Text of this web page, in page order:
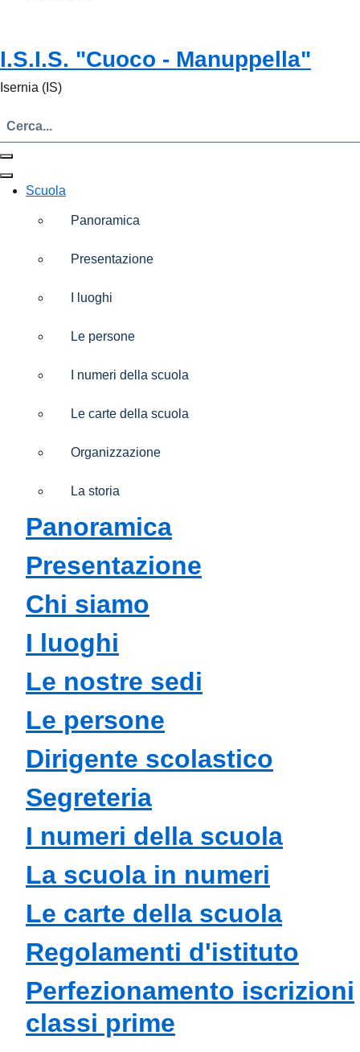
I.S.I.S. "Cuoco - Manuppella"
Isernia (IS)
Scuola
Panoramica
Presentazione
I luoghi
Le persone
I numeri della scuola
Le carte della scuola
Organizzazione
La storia
panoramica
presentazione
chi siamo
i luoghi
le nostre sedi
le persone
dirigente scolastico
segreteria
i numeri della scuola
la scuola in numeri
le carte della scuola
regolamenti d'istituto
perfezionamento iscrizioni
classi prime